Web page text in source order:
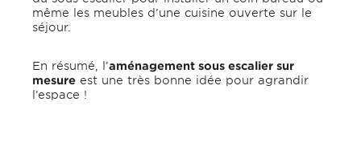
même les meubles d’une cuisine ouverte sur le
séjour.
En résumé, l’aménagement sous escalier sur
mesure est une très bonne idée pour agrandir
l’espace !